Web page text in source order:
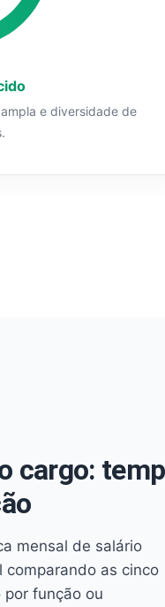
e diversidade de
cargo:
mensal de salário
comparando as cinco
função ou